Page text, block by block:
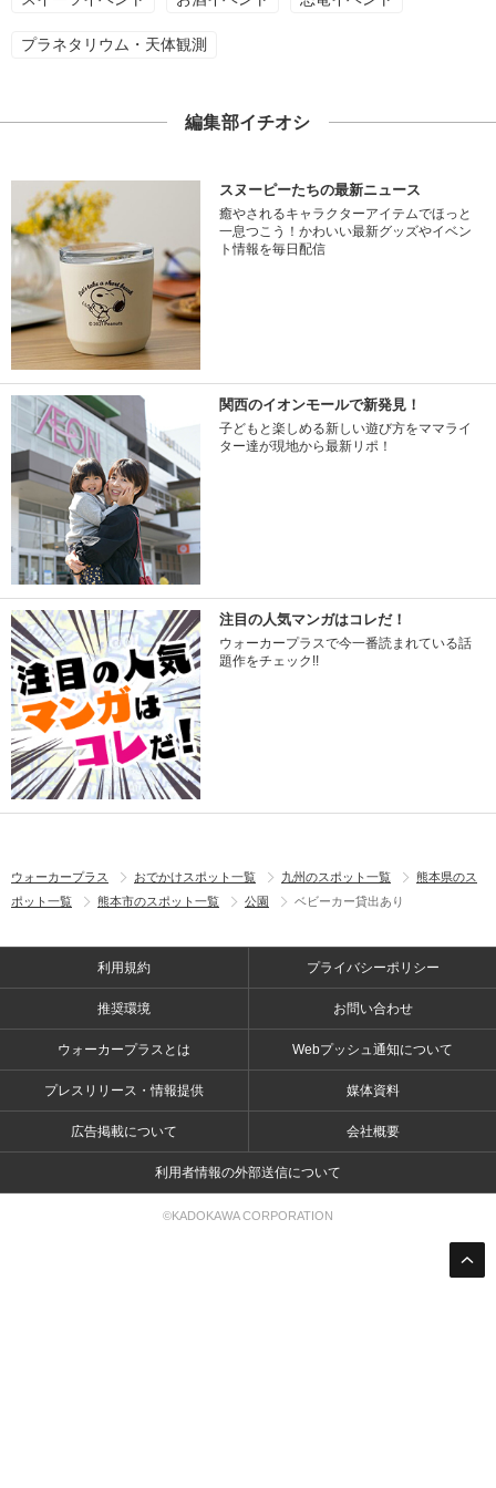
プラネタリウム・天体観測
編集部イチオシ
スヌーピーたちの最新ニュース
癒やされるキャラクターアイテムでほっと
一息つこう！かわいい最新グッズやイベン
ト情報を毎日配信
関西のイオンモールで新発見！
子どもと楽しめる新しい遊び方をママライ
ター達が現地から最新リポ！
注目の人気マンガはコレだ！
ウォーカープラスで今一番読まれている話
題作をチェック!!
ウォーカープラス おでかけスポット一覧 九州のスポット一覧
熊本県のス
ポット一覧
熊本市のスポット一覧 公園 ベビーカー貸出あり
利用規約 プライバシーポリシー
推奨環境 お問い合わせ
ウォーカープラスとは Webプッシュ通知について
プレスリリース・情報提供 媒体資料
広告掲載について 会社概要
利用者情報の外部送信について
©KADOKAWA CORPORATION